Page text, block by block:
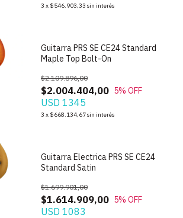
3 x $546.903,33 sin interés
Guitarra PRS SE CE24 Standard
Maple Top Bolt-On
$2.004.404,00
$2.109.896,00
5% OFF
USD 1345
3 x $668.134,67sin interés
Guitarra Electrica PRS SE CE24
Standard Satin
$1.614.909,00
$1.699.901,00
5% OFF
USD 1083